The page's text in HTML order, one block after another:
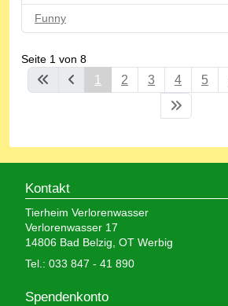
Funny
Seite 1 von 8
1 2 3 4 5
Kontakt
Tierheim Verlorenwasser
Verlorenwasser 17
14806 Bad Belzig, OT Werbig
Tel.: 033 847 - 41 890
Spendenkonto